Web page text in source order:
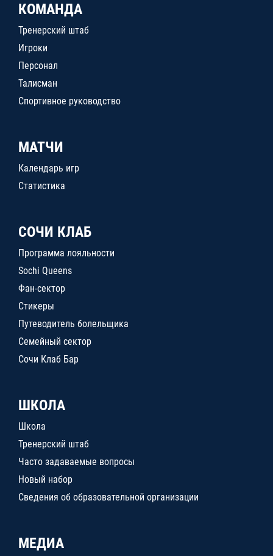
КОМАНДА
Тренерский штаб
Игроки
Персонал
Талисман
Спортивное руководство
МАТЧИ
Календарь игр
Статистика
СОЧИ КЛАБ
Программа лояльности
Sochi Queens
Фан-сектор
Стикеры
Путеводитель болельщика
Семейный сектор
Сочи Клаб Бар
ШКОЛА
Школа
Тренерский штаб
Часто задаваемые вопросы
Новый набор
Сведения об образовательной организации
МЕДИА